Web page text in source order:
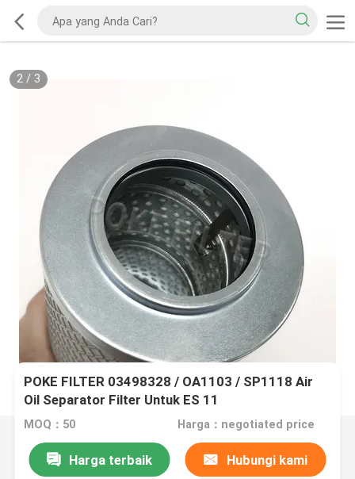
2/ 3
POKE FILTER 03498328 / OA1103 / SP1118 Air
Oil Separator Filter Untuk ES 11
MOQ：50 Harga：negotiated price
Harga terbaik Hubungi kami